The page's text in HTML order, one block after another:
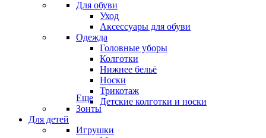
Для обуви
Уход
Аксессуары для обуви
Одежда
Головные уборы
Колготки
Нижнее бельё
Носки
Трикотаж
Детские колготки и носки
Еще
Зонты
Для детей
Игрушки